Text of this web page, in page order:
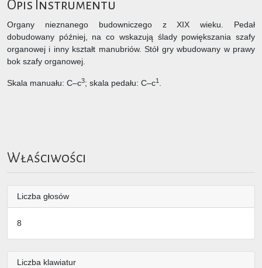
Opis Instrumentu
Organy nieznanego budowniczego z XIX wieku. Pedał
dobudowany później, na co wskazują ślady powiększania szafy
organowej i inny kształt manubriów. Stół gry wbudowany w prawy
bok szafy organowej.
Skala manuału: C–c3; skala pedału: C–c1
Właściwości
Liczba głosów
8
Liczba klawiatur